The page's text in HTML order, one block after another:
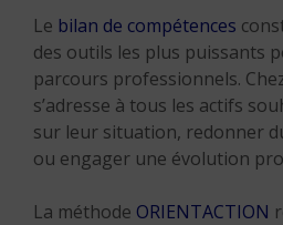
Le bilan de compétences
des outils les plus puissants
parcours professionnels.
s’adresse à tous les actifs
sur leur situation, redonner
ou engager une évolution
La méthode ORIENTACTION